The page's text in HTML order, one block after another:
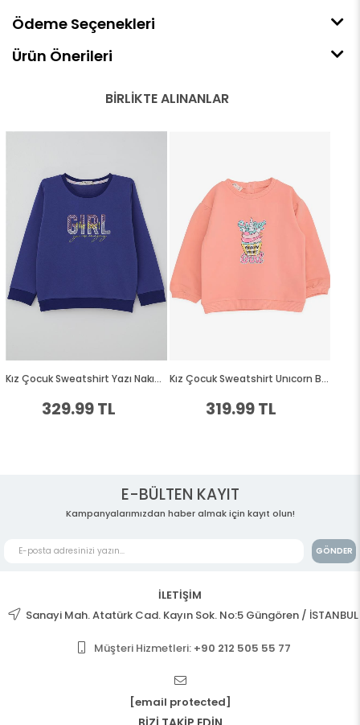
Ödeme Seçenekleri
Ürün Önerileri
E-BÜLTEN KAYIT
Kampanyalarımızdan haber almak için kayıt olun!
GÖNDER
İLETİŞİM
Sanayi Mah. Atatürk Cad. Kayın Sok. No:5 Güngören / İSTANBUL
Müşteri Hizmetleri: +90 212 505 55 77
[email protected]